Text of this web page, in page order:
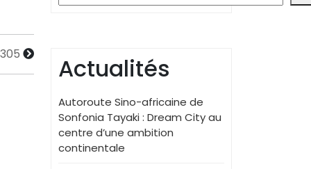
Actualités
Autoroute Sino-africaine de
Sonfonia Tayaki : Dream City au
centre d’une ambition
continentale